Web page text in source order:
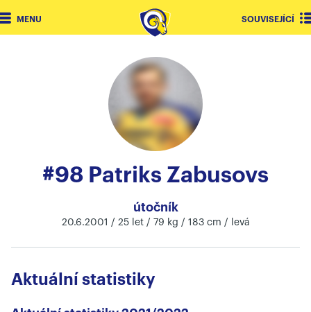
MENU SOUVISEJÍCÍ
#98 Patriks Zabusovs
útočník
20.6.2001 / 25 let / 79 kg / 183 cm / levá
Aktuální statistiky